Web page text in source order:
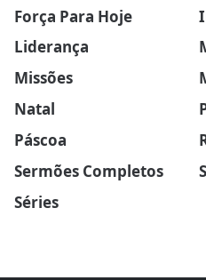
Força Para Hoje
Liderança
Missões
Natal
Páscoa
Sermões Completos
Séries